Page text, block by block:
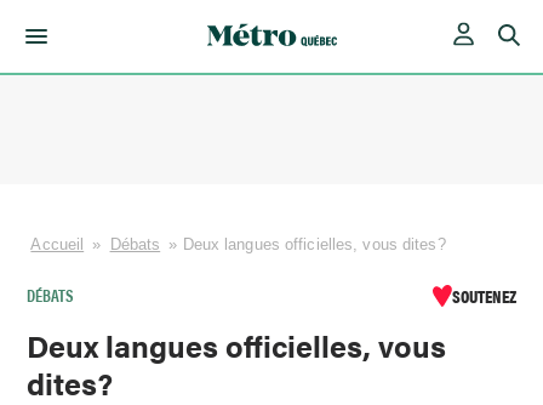
Accueil » Débats » Deux langues officielles, vous dites?
DÉBATS SOUTENEZ
Deux langues officielles, vous
dites?